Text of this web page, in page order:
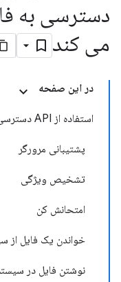
دسترسی به
می کند
در این صفحه
استفاده از API دسترسی به سیستم فایل
پشتیبانی مرورگر
تشخیص ویژگی
امتحانش کن
خواندن یک فایل از
نوشتن فایل در